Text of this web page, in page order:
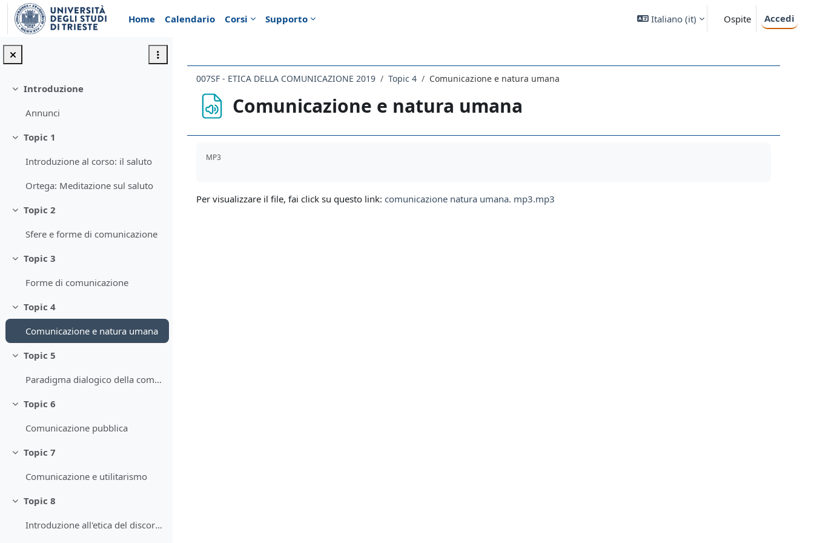
Vai al contenuto principale
Home
Calendario Corsi Supporto Italiano ‎(it)‎ Ospite Accedi
Minimizza
Introduzione
Annunci
Minimizza
Topic 1
Introduzione al corso: il saluto
Ortega: Meditazione sul saluto
Minimizza
Topic 2
Sfere e forme di comunicazione
Minimizza
Topic 3
Forme di comunicazione
Minimizza
Topic 4
Comunicazione e natura umana
Minimizza
Topic 5
Paradigma dialogico della comunicazione
Minimizza
Topic 6
Comunicazione pubblica
Minimizza
Topic 7
Comunicazione e utilitarismo
Minimizza
Topic 8
Introduzione all'etica del discorso
007SF - ETICA DELLA COMUNICAZIONE 2019 Topic 4 Comunicazione e natura umana
Comunicazione e natura umana
MP3
Per visualizzare il file, fai click su questo link: comunicazione natura umana. mp3.mp3